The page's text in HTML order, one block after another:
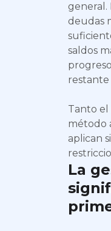
general.
deudas
saldos
restante
Tanto el
método
aplican
La